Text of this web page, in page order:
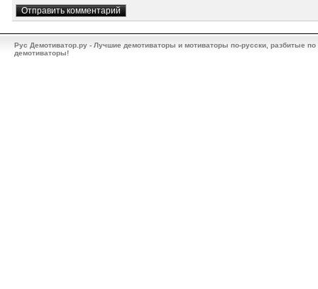
Рус Демотиватор.ру - Лучшие демотиваторы и мотиваторы по-русски, разбитые
демотиваторы!